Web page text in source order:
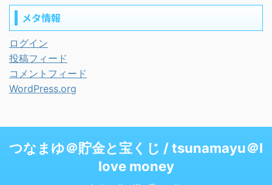
メタ情報
ログイン
投稿フィード
コメントフィード
WordPress.org
つなまゆ＠貯金と宝くじ / tsunamayu＠I
love money